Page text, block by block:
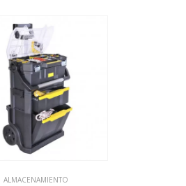
ALMACENAMIENTO